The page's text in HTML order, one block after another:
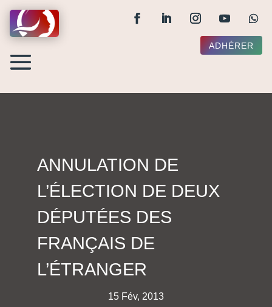
ADHÉRER
ANNULATION DE
L’ÉLECTION DE DEUX
DÉPUTÉES DES
FRANÇAIS DE
L’ÉTRANGER
15 Fév, 2013